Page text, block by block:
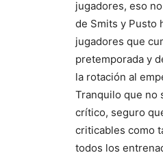
jugadores, eso
de Smits y Pusto
jugadores que
pretemporada y
la rotación al
Tranquilo que no
crítico, seguro
criticables como
todos los